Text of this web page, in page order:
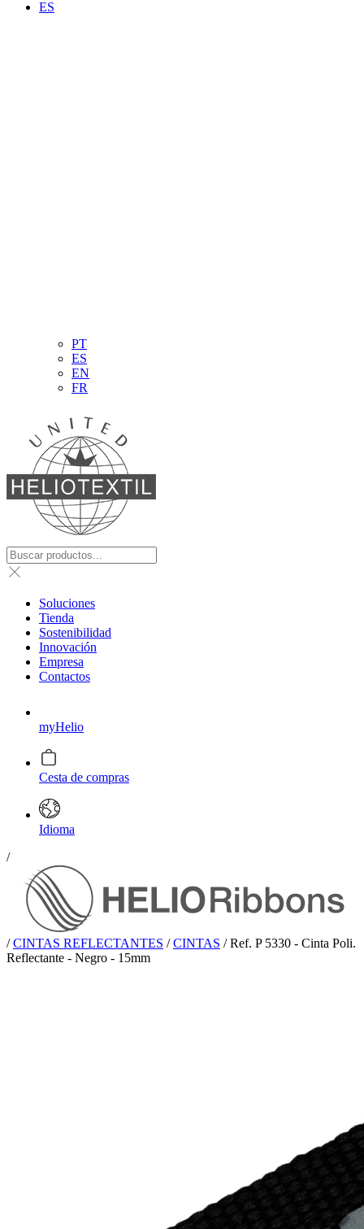
ES
PT
ES
EN
FR
Soluciones
Tienda
Sostenibilidad
Innovación
Empresa
Contactos
myHelio
Cesta de compras
Idioma
/
/ CINTAS REFLECTANTES / CINTAS / Ref. P 5330 - Cinta Poli.
Reflectante - Negro - 15mm